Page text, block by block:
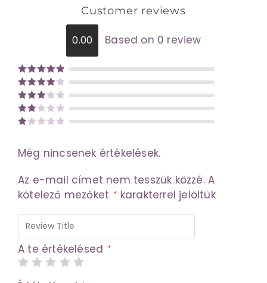
Customer reviews
0.00 Based on 0 review
Értékelés:
5/ 5
Értékelé
s:4/ 5
Értékel
és:3/
Érté
s:
s
:
5
Még nincsenek értékelések.
Az e-mail címet nem tesszük közzé. A
kötelező mezőket
* karakterrel jelöltük
A te értékelésed *